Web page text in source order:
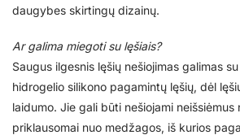
daugybes skirtingų dizainų.
Ar galima miegoti su lęšiais?
Saugus ilgesnis lęšių nešiojimas galimas
hidrogelio silikono pagamintų lęšių, dėl
laidumo. Jie gali būti nešiojami
priklausomai nuo medžagos, iš kurios